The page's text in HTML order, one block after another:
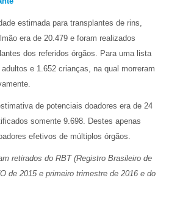
estimada para transplantes de rins,
era de 20.479 e foram realizados
dos referidos órgãos. Para uma lista
e 1.652 crianças, na qual morreram
de potenciais doadores era de 24
somente 9.698. Destes apenas
efetivos de múltiplos órgãos.
retirados do RBT (Registro Brasileiro de
de 2015 e primeiro trimestre de 2016 e do